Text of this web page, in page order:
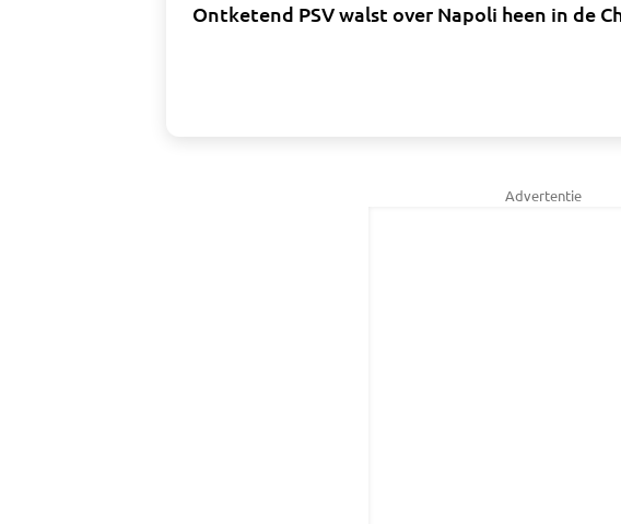
Ontketend PSV walst over Napoli heen in de
Advertentie